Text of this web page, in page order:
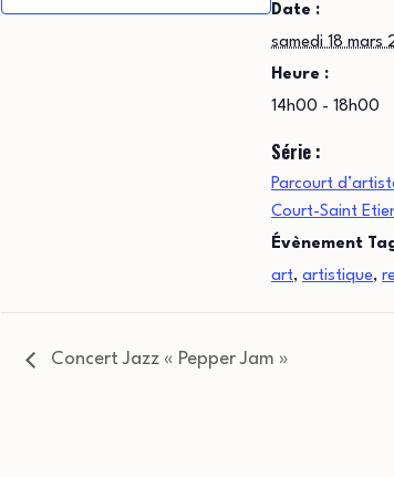
Date :
samedi 18 mars
Heure :
14h00 - 18h00
Série :
Parcourt
Court-Saint
Évènement
art, artistique,
Concert Jazz « Pepper Jam »